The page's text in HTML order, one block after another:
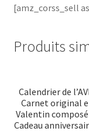
[amz_corss_sell
Produits
Calendrier de
Carnet original
Valentin
Cadeau